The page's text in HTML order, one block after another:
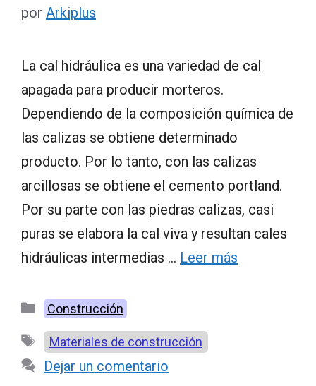
por Arkiplus
La cal hidráulica es una variedad de cal
apagada para producir morteros.
Dependiendo de la composición química de
las calizas se obtiene determinado
producto. Por lo tanto, con las calizas
arcillosas se obtiene el cemento portland.
Por su parte con las piedras calizas, casi
puras se elabora la cal viva y resultan cales
hidráulicas intermedias … Leer más
Categorías
Construcción
Etiquetas
Materiales de construcción
Dejar un comentario